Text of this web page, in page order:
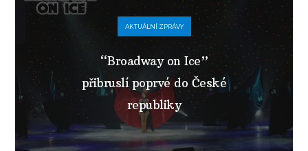
AKTUÁLNÍ ZPRÁVY
“Broadway on Ice”
přibruslí poprvé do České
republiky